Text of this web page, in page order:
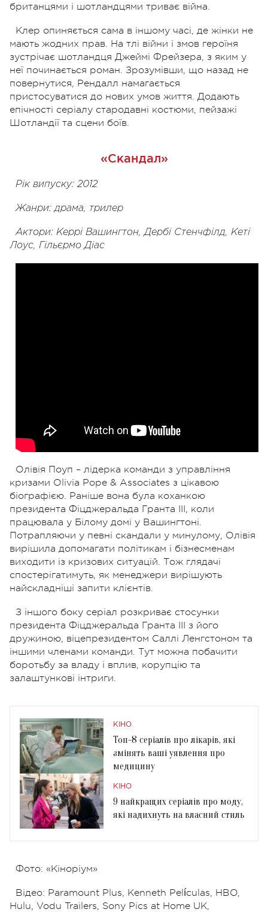
британцями і шотландцями триває війна.
Клер опиняється сама в іншому часі, де жінки не
мають жодних прав. На тлі війни і змов героїня
зустрічає шотландця Джеймі Фрейзера, з яким у
неї починається роман. Зрозумівши, що назад не
повернутися, Рендалл намагається
пристосуватися до нових умов життя. Додають
епічності серіалу стародавні костюми, пейзажі
Шотландії та сцени боїв.
«Скандал»
Рік випуску: 2012
Жанри: драма, трилер
Актори: Керрі Вашингтон, Дербі Стенчфілд, Кеті
Лоус, Гільєрмо Діас
Олівія Поуп – лідерка команди з управління
кризами Olivia Pope & Associates з цікавою
біографією. Раніше вона була коханкою
президента Фіцджеральда Гранта III, коли
працювала у Білому домі у Вашингтоні.
Потрапляючи у певні скандали у минулому, Олівія
вирішила допомагати політикам і бізнесменам
виходити із кризових ситуацій. Тож глядачі
спостерігатимуть, як менеджери вирішують
найскладніші запити клієнтів.
З іншого боку серіал розкриває стосунки
президента Фіцджеральда Гранта III з його
дружиною, віцепрезидентом Саллі Ленгстоном та
іншими членами команди. Тут можна побачити
боротьбу за владу і вплив, корупцію та
залаштункові інтриги.
КІНО
Топ-8 серіалів про лікарів, які
змінять ваші уявлення про
медицину
КІНО
9 найкращих серіалів про моду,
які надихнуть на власний стиль
Фото: «Кіноріум»
Відео: Paramount Plus, Kenneth Películas, HBO,
Hulu, Vodu Trailers, Sony Pics at Home UK,